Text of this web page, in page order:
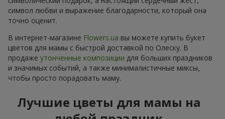
символ любви и выражение благодарности, который она
точно оценит.
В интернет-магазине Flowers.ua вы можете купить букет
цветов для мамы с быстрой доставкой по Олеску. В
продаже утонченные композиции для больших праздников
и значимых событий, а также минималистичные миксы,
чтобы просто порадовать маму.
Лучшие цветы для мамы на